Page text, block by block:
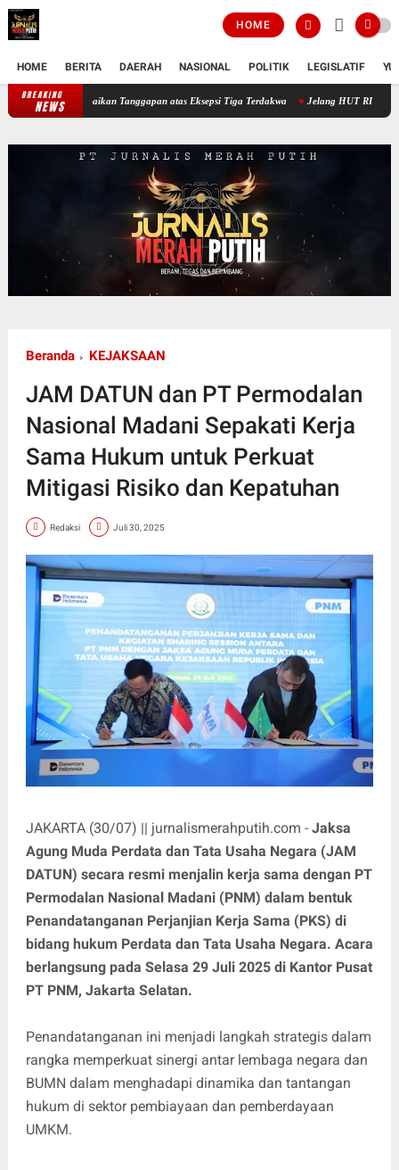
HOME
HOME BERITA DAERAH NASIONAL POLITIK LEGISLATIF
BREAKING
NEWS
Sidang Ketiga Dugaan Korupsi PT Semen Baturaja, JPU Sampaikan Tanggapan
Beranda KEJAKSAAN
JAM DATUN dan PT Permodalan
Nasional Madani Sepakati Kerja
Sama Hukum untuk Perkuat
Mitigasi Risiko dan Kepatuhan
Redaksi Juli 30, 2025
JAKARTA (30/07) || jurnalismerahputih.com - Jaksa
Agung Muda Perdata dan Tata Usaha Negara (JAM
DATUN) secara resmi menjalin kerja sama dengan PT
Permodalan Nasional Madani (PNM) dalam bentuk
Penandatanganan Perjanjian Kerja Sama (PKS) di
bidang hukum Perdata dan Tata Usaha Negara. Acara
berlangsung pada Selasa 29 Juli 2025 di Kantor Pusat
PT PNM, Jakarta Selatan.
Penandatanganan ini menjadi langkah strategis dalam
rangka memperkuat sinergi antar lembaga negara dan
BUMN dalam menghadapi dinamika dan tantangan
hukum di sektor pembiayaan dan pemberdayaan
UMKM.